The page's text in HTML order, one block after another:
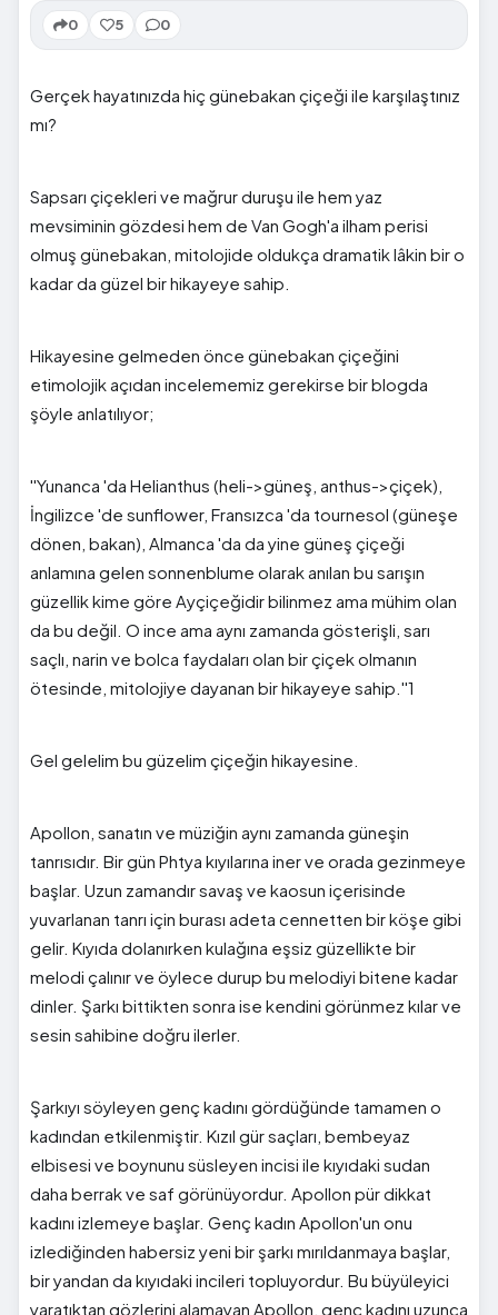
0 5 0
Gerçek hayatınızda hiç günebakan çiçeği ile karşılaştınız
mı?
Sapsarı çiçekleri ve mağrur duruşu ile hem yaz
mevsiminin gözdesi hem de Van Gogh'a ilham perisi
olmuş günebakan, mitolojide oldukça dramatik lâkin bir o
kadar da güzel bir hikayeye sahip.
Hikayesine gelmeden önce günebakan çiçeğini
etimolojik açıdan incelememiz gerekirse bir blogda
şöyle anlatılıyor;
''Yunanca 'da Helianthus (heli->güneş, anthus->çiçek),
İngilizce 'de sunflower, Fransızca 'da tournesol (güneşe
dönen, bakan), Almanca 'da da yine güneş çiçeği
anlamına gelen sonnenblume olarak anılan bu sarışın
güzellik kime göre Ayçiçeğidir bilinmez ama mühim olan
da bu değil. O ince ama aynı zamanda gösterişli, sarı
saçlı, narin ve bolca faydaları olan bir çiçek olmanın
ötesinde, mitolojiye dayanan bir hikayeye sahip.''1
Gel gelelim bu güzelim çiçeğin hikayesine.
Apollon, sanatın ve müziğin aynı zamanda güneşin
tanrısıdır. Bir gün Phtya kıyılarına iner ve orada gezinmeye
başlar. Uzun zamandır savaş ve kaosun içerisinde
yuvarlanan tanrı için burası adeta cennetten bir köşe gibi
gelir. Kıyıda dolanırken kulağına eşsiz güzellikte bir
melodi çalınır ve öylece durup bu melodiyi bitene kadar
dinler. Şarkı bittikten sonra ise kendini görünmez kılar ve
sesin sahibine doğru ilerler.
Şarkıyı söyleyen genç kadını gördüğünde tamamen o
kadından etkilenmiştir. Kızıl gür saçları, bembeyaz
elbisesi ve boynunu süsleyen incisi ile kıyıdaki sudan
daha berrak ve saf görünüyordur. Apollon pür dikkat
kadını izlemeye başlar. Genç kadın Apollon'un onu
izlediğinden habersiz yeni bir şarkı mırıldanmaya başlar,
bir yandan da kıyıdaki incileri topluyordur. Bu büyüleyici
yaratıktan gözlerini alamayan Apollon, genç kadını uzunca